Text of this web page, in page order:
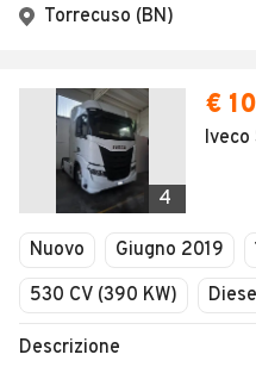
Torrecuso (BN)
4
€
Iveco
Nuovo Giugno 2019
530 CV (390 KW)
Descrizione